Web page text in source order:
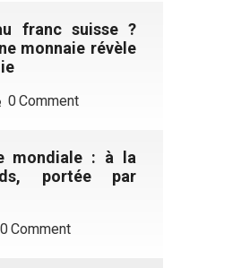
franc suisse ?
monnaie révèle
0 Comment
mondiale : à la
portée par
0 Comment